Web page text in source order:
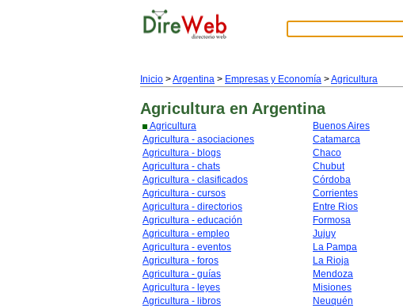
Inicio >Argentina > Empresas y Economía >Agricultura
Agricultura en Argentina
Agricultura
Agricultura - asociaciones
Agricultura - blogs
Agricultura - chats
Agricultura - clasificados
Agricultura - cursos
Agricultura - directorios
Agricultura - educación
Agricultura - empleo
Agricultura - eventos
Agricultura - foros
Agricultura - guías
Agricultura - leyes
Agricultura - libros
Buenos Aires
Catamarca
Chaco
Chubut
Córdoba
Corrientes
Entre Rios
Formosa
Jujuy
La Pampa
La Rioja
Mendoza
Misiones
Neuquén